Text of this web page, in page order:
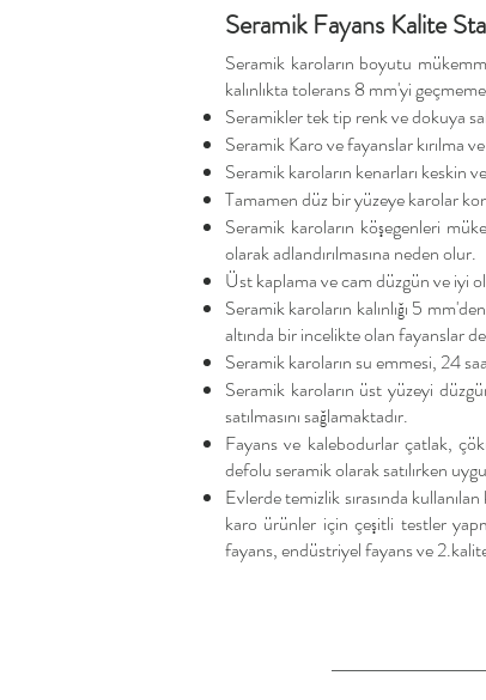
​Seramik Fayans Kalite
Seramik karoların boyutu
kalınlıkta tolerans 8 mm'yi
Seramikler tek tip renk ve dokuya
Seramik Karo ve fayanslar kırılma
Seramik karoların kenarları keskin
Tamamen düz bir yüzeye karolar
Seramik karoların köşegenleri
olarak adlandırılmasına neden olur.
Üst kaplama ve cam düzgün ve iyi
Seramik karoların kalınlığı 5
altında bir incelikte olan fayanslar
Seramik karoların su emmesi, 24
Seramik karoların üst yüzeyi
satılmasını sağlamaktadır.
Fayans ve kalebodurlar çatlak,
defolu seramik olarak satılırken
Evlerde temizlik sırasında
karo ürünler için çeşitli testler
fayans, endüstriyel fayans ve